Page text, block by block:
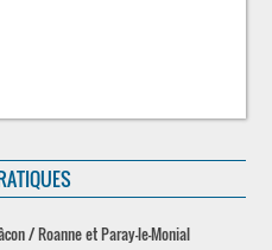
/ Roanne et Paray-le-Monial